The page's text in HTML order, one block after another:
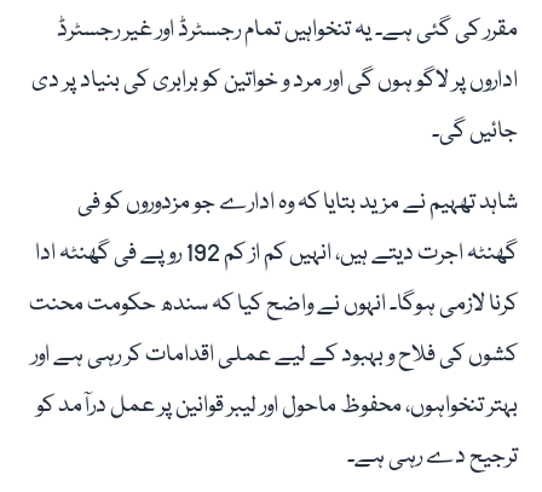
مقرر کی گئی ہے۔ یہ تنخواہیں تمام رجسٹرڈ اور غیر رجسٹرڈ
اداروں پر لاگو ہوں گی اور مرد و خواتین کو برابری کی بنیاد پر دی
جائیں گی۔
شاہد تھہیم نے مزید بتایا کہ وہ ادارے جو مزدوروں کو فی
گھنٹہ اجرت دیتے ہیں، انہیں کم از کم 192 روپے فی گھنٹہ ادا
کرنا لازمی ہوگا۔ انہوں نے واضح کیا کہ سندھ حکومت محنت
کشوں کی فلاح و بہبود کے لیے عملی اقدامات کر رہی ہے اور
بہتر تنخواہوں، محفوظ ماحول اور لیبر قوانین پر عمل درآمد کو
ترجیح دے رہی ہے۔